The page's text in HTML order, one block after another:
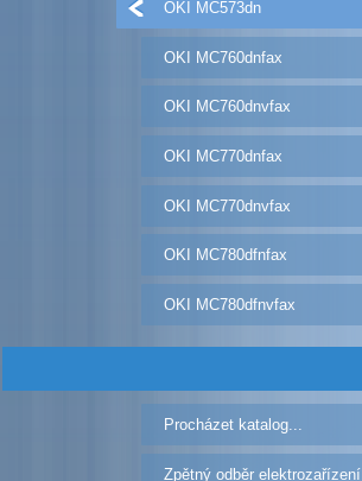
OKI MC573dn
OKI MC760dnfax
OKI MC760dnvfax
OKI MC770dnfax
OKI MC770dnvfax
OKI MC780dfnfax
OKI MC780dfnvfax
Procházet katalog...
Zpětný odběr elektrozařízení